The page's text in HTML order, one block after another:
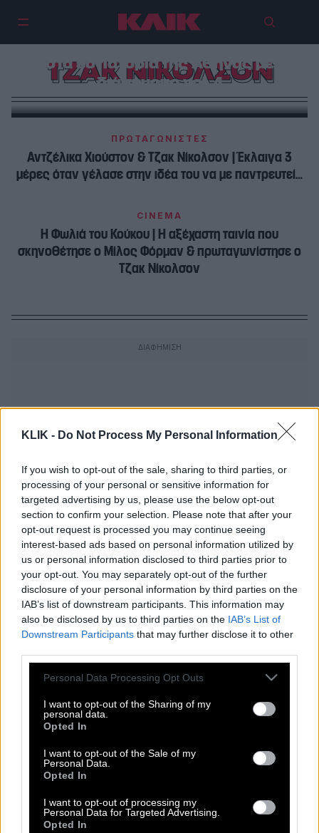
KLIK - Do Not Process My Personal Information
If you wish to opt-out of the sale, sharing to third parties, or
processing of your personal or sensitive information for
targeted advertising by us, please use the below opt-out
section to confirm your selection. Please note that after your
opt-out request is processed you may continue seeing
interest-based ads based on personal information utilized by
us or personal information disclosed to third parties prior to
your opt-out. You may separately opt-out of the further
disclosure of your personal information by third parties on the
IAB’s list of downstream participants. This information may
also be disclosed by us to third parties on the IAB’s List of
Downstream Participants that may further disclose it to other
Please note that this website/app uses one or more Google
not limited to your visit or usage behaviour. You may click to
grant or deny consent to Google and its third-party tags to
use your data for below specified purposes in below Google
consent section.
Personal Data Processing Opt Outs
I want to opt-out of the Sharing of my
personal data.
Opted In
I want to opt-out of the Sale of my
Personal Data.
Opted In
I want to opt-out of processing my
Personal Data for Targeted Advertising.
Opted In
ΤΖΑΚ ΝΙΚΟΛΣΟΝ
Απρόσμενες συναντήσεις μου
στα εστιατόρια της Αθήνας με
διάσημους vol. 4
ΠΡΩΤΑΓΩΝΙΣΤΕΣ
Αντζέλικα Χιούστον & Τζακ Νίκολσον | Έκλαιγα 3
μέρες όταν γέλασε στην ιδέα του να με παντρευτεί…
CINEMA
Η Φωλιά του Κούκου | Η αξέχαστη ταινία που
σκηνοθέτησε ο Μίλος Φόρμαν & πρωταγωνίστησε ο
Τζακ Νίκολσον
Η Φωλιά του Κούκου | Μια από τις
καλύτερες ταινίες όλων των εποχών
με την εκπληκτική ερμηνεία του Τζακ
Νίκολσον
Αντζέλικα Χιούστον & Τζακ Νίκολσον |
Έκλαιγα 3 μέρες όταν γέλασε στην
ιδέα του να με παντρευτεί…
που αλλάζουν τη ζωή μας